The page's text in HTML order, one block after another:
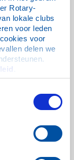
Rotary-
lokale clubs
voor leden
voor
delen we